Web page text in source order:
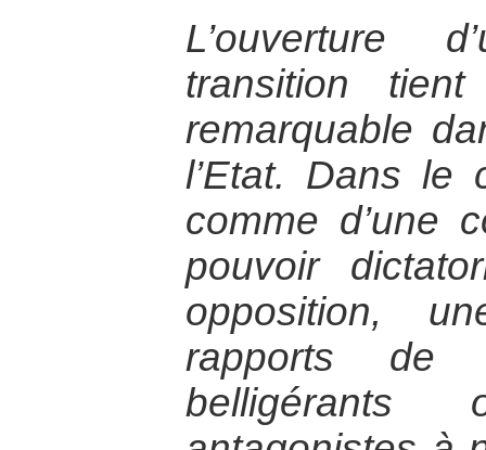
L’ouverture
transition
remarquable
l’Etat. Dans le
comme d’une
pouvoir
opposition,
rapports de